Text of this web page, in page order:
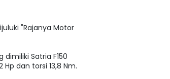
"Rajanya Motor
Satria F150
dan torsi 13,8 Nm.